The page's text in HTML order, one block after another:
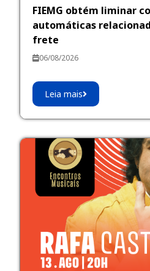
FIEMG obtém liminar
automáticas
frete
06/08/2026
Leia mais